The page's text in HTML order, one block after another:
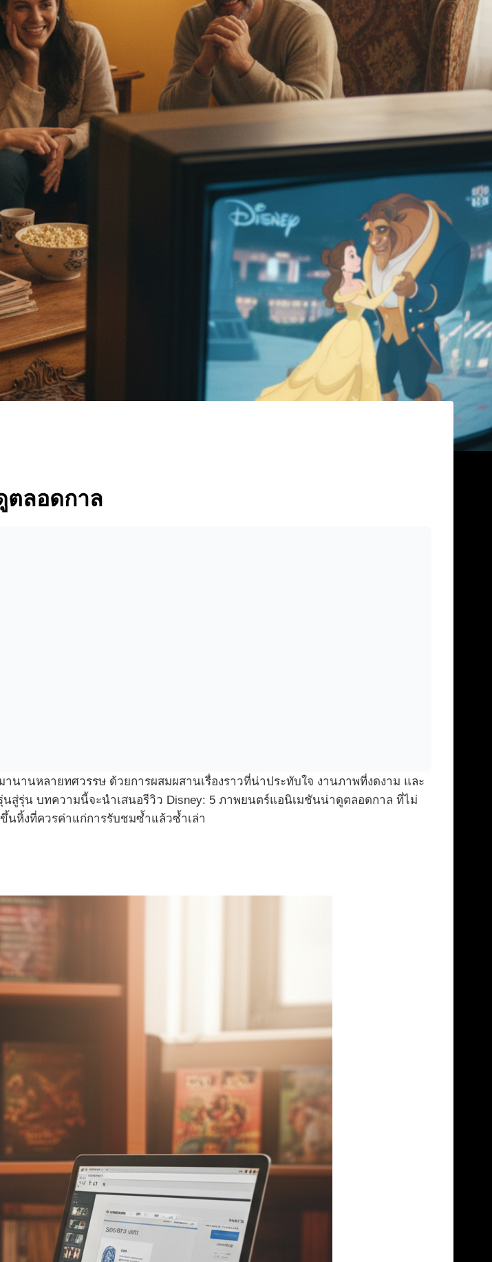
ตลอดกาล
นานหลายทศวรรษ ด้วยการผสมผสานเรื่องราวที่น่าประทับใจ งานภาพที่งดงาม และ
สู่รุ่น บทความนี้จะนำเสนอรีวิว Disney: 5 ภาพยนตร์แอนิเมชันน่าดูตลอดกาล ที่ไม่
นหิ้งที่ควรค่าแก่การรับชมซ้ำแล้วซ้ำเล่า